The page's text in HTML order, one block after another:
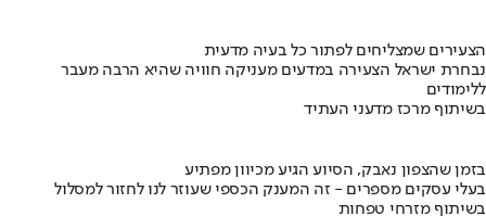
הצעירים שמצליחים לפתור כל בעיה מדעית
נבחרת ישראל הצעירה במדעים מעניקה חוויה שהיא הרבה מעבר
ללימודים
בשיתוף מרכז מדעני העתיד
בזמן שהצפון נאבק, הסיוע הגיע מכיוון מפתיע
בעלי עסקים מספרים - זה המענק הכספי שעוזר לנו לחזור למסלול
בשיתוף מזרחי טפחות